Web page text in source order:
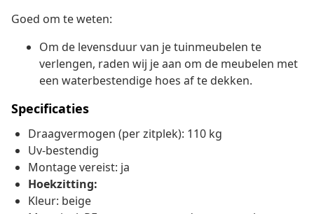
Goed om te weten:
Om de levensduur van je tuinmeubelen te
verlengen, raden wij je aan om de meubelen met
een waterbestendige hoes af te dekken.
Specificaties
Draagvermogen (per zitplek): 110 kg
Uv-bestendig
Montage vereist: ja
Hoekzitting:
Kleur: beige